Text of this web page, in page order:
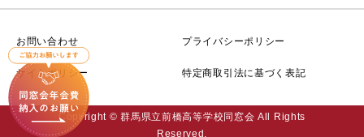
お問い合わせ プライバシーポリシー
サイトポリシー 特定商取引法に基づく表記
Copyright © 群馬県立前橋高等学校同窓会 All Rights
Reserved.